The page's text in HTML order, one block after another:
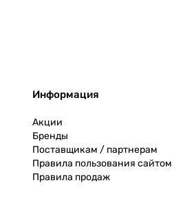
Информация
Акции
Бренды
Поставщикам / партнерам
Правила пользования сайтом
Правила продаж